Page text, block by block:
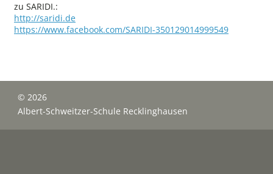
© 2026
Albert-Schweitzer-Schule Recklinghausen
zu SARIDI.:
http://saridi.de
https://www.facebook.com/SARIDI-350129014999549